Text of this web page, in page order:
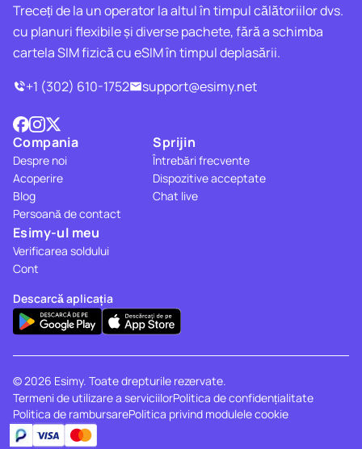
Treceți de la un operator la altul în timpul călătoriilor dvs.
cu planuri flexibile și diverse pachete, fără a schimba
cartela SIM fizică cu eSIM în timpul deplasării.
+1 (302) 610-1752
support@esimy.net
Compania
Despre noi
Acoperire
Blog
Persoană de contact
Sprijin
Întrebări frecvente
Dispozitive acceptate
Chat live
Esimy-ul meu
Verificarea soldului
Cont
Descarcă aplicația
© 2026 Esimy. Toate drepturile rezervate.
Termeni de utilizare a serviciilorPolitica de confidențialitate
Politica de rambursarePolitica privind modulele cookie